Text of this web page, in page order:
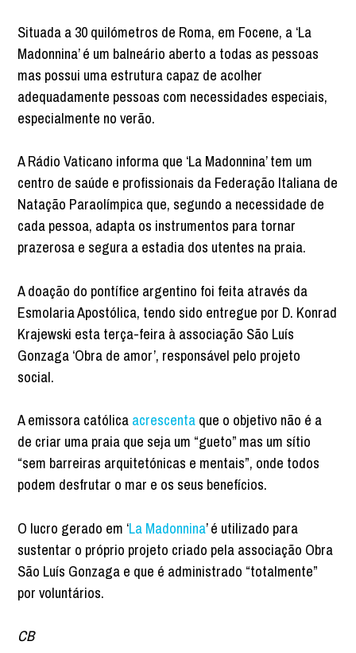
Situada a 30 quilómetros de Roma, em Focene, a ‘La
Madonnina’ é um balneário aberto a todas as pessoas
mas possui uma estrutura capaz de acolher
adequadamente pessoas com necessidades especiais,
especialmente no verão.
A Rádio Vaticano informa que ‘La Madonnina’ tem um
centro de saúde e profissionais da Federação Italiana de
Natação Paraolímpica que, segundo a necessidade de
cada pessoa, adapta os instrumentos para tornar
prazerosa e segura a estadia dos utentes na praia.
A doação do pontífice argentino foi feita através da
Esmolaria Apostólica, tendo sido entregue por D. Konrad
Krajewski esta terça-feira à associação São Luís
Gonzaga ‘Obra de amor’, responsável pelo projeto
social.
A emissora católica acrescenta que o objetivo não é a
de criar uma praia que seja um “gueto” mas um sítio
“sem barreiras arquitetónicas e mentais”, onde todos
podem desfrutar o mar e os seus benefícios.
O lucro gerado em ‘La Madonnina’ é utilizado para
sustentar o próprio projeto criado pela associação Obra
São Luís Gonzaga e que é administrado “totalmente”
por voluntários.
CB